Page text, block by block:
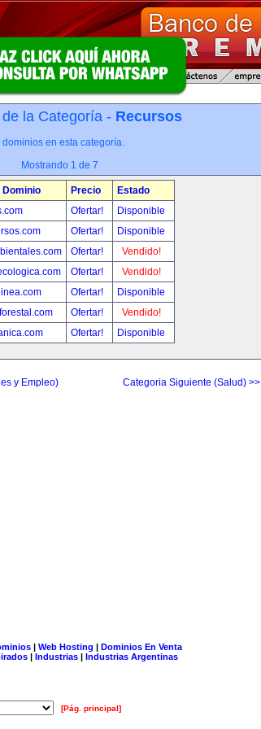
la Categoría - Recursos
dominios en esta categoría.
Mostrando 1 de 7
Dominio Precio
Estado
Ofertar!
Disponible
Ofertar!
Disponible
Ofertar!
Vendido!
Ofertar!
Vendido!
Ofertar!
Disponible
Ofertar!
Vendido!
Ofertar! Disponible
y Empleo) Categoria Siguiente (Salud) >>
| Web Hosting | Dominios En Venta
| Industrias | Industrias Argentinas
[Pág. principal]